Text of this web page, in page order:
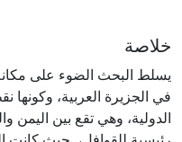
خلاصة
يسلط البحث الضوء على
في الجزيرة العربية، وكونها
الدولية، وهي تقع بين اليمن